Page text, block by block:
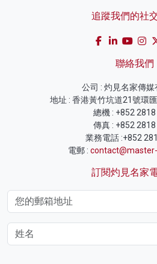
追蹤我們的社
聯絡我們
公司 : 灼見名家傳媒
地址 : 香港黃竹坑道21號環
總機 : +852 2818
傳真 : +852
業務電話 :+852
電郵 :
訂閱灼見名家